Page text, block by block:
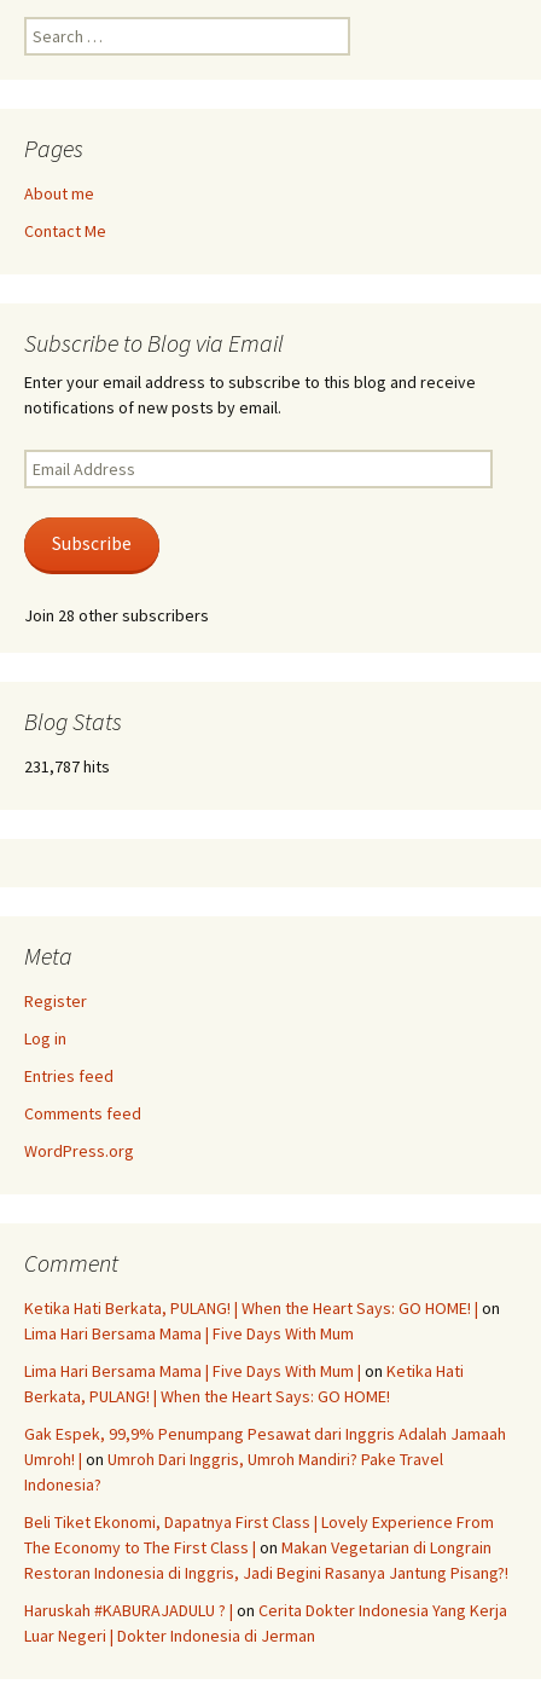
Search
for:
Pages
About me
Contact Me
Subscribe to Blog via Email
Enter your email address to subscribe to this blog and receive
notifications of new posts by email.
Email
Address
Subscribe
Join 28 other subscribers
Blog Stats
231,787 hits
Meta
Register
Log in
Entries feed
Comments feed
WordPress.org
Comment
Ketika Hati Berkata, PULANG! | When the Heart Says: GO HOME! | on
Lima Hari Bersama Mama | Five Days With Mum
Lima Hari Bersama Mama | Five Days With Mum | on Ketika Hati
Berkata, PULANG! | When the Heart Says: GO HOME!
Gak Espek, 99,9% Penumpang Pesawat dari Inggris Adalah Jamaah
Umroh! | on Umroh Dari Inggris, Umroh Mandiri? Pake Travel
Indonesia?
Beli Tiket Ekonomi, Dapatnya First Class | Lovely Experience From
The Economy to The First Class | on Makan Vegetarian di Longrain
Restoran Indonesia di Inggris, Jadi Begini Rasanya Jantung Pisang?!
Haruskah #KABURAJADULU ? | on Cerita Dokter Indonesia Yang Kerja
Luar Negeri | Dokter Indonesia di Jerman